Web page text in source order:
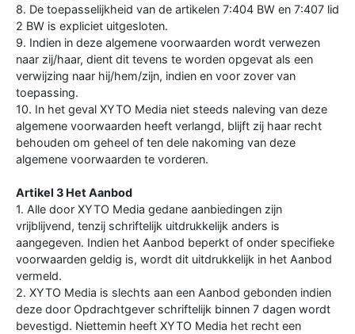
8. De toepasselijkheid van de artikelen 7:404 BW en 7:407 lid
2 BW is expliciet uitgesloten.
9. Indien in deze algemene voorwaarden wordt verwezen
naar zij/haar, dient dit tevens te worden opgevat als een
verwijzing naar hij/hem/zijn, indien en voor zover van
toepassing.
10. In het geval XYTO Media niet steeds naleving van deze
algemene voorwaarden heeft verlangd, blijft zij haar recht
behouden om geheel of ten dele nakoming van deze
algemene voorwaarden te vorderen.
Artikel 3 Het Aanbod
1. Alle door XYTO Media gedane aanbiedingen zijn
vrijblijvend, tenzij schriftelijk uitdrukkelijk anders is
aangegeven. Indien het Aanbod beperkt of onder specifieke
voorwaarden geldig is, wordt dit uitdrukkelijk in het Aanbod
vermeld.
2. XYTO Media is slechts aan een Aanbod gebonden indien
deze door Opdrachtgever schriftelijk binnen 7 dagen wordt
bevestigd. Niettemin heeft XYTO Media het recht een